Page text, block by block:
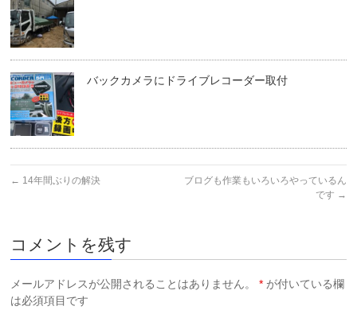
バックカメラにドライブレコーダー取付
← 14年間ぶりの解決
ブログも作業もいろいろやっているん
です →
コメントを残す
メールアドレスが公開されることはありません。 * が付いている欄
は必須項目です